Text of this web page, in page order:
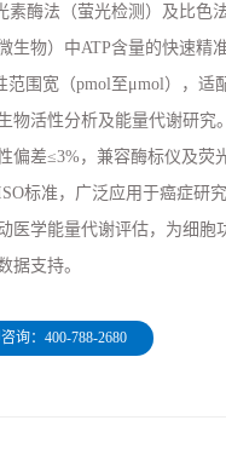
素酶法（萤光检测）及比色
生物）中ATP含量的快速精
范围宽（pmol至μmol），适
物活性分析及能量代谢研究
偏差≤3%，兼容酶标仪及荧
标准，广泛应用于癌症研
医学能量代谢评估，为细胞
据支持。
询：400-788-2680